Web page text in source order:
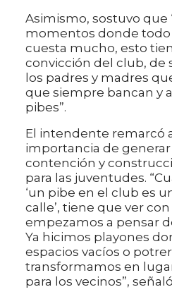
Asimismo, sostuvo que
momentos donde todo
cuesta mucho, esto
convicción del club, de
los padres y madres
que siempre bancan y
pibes”.
El intendente remarcó
importancia de generar
contención y
para las juventudes.
‘un pibe en el club es
calle’, tiene que ver
empezamos a pensar
Ya hicimos playones
espacios vacíos o
transformamos en
para los vecinos”,